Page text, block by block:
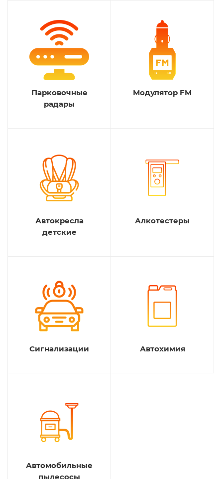
Парковочные
радары
Модулятор FM
Автокресла
детские
Алкотестеры
Сигнализации Автохимия
Автомобильные
пылесосы